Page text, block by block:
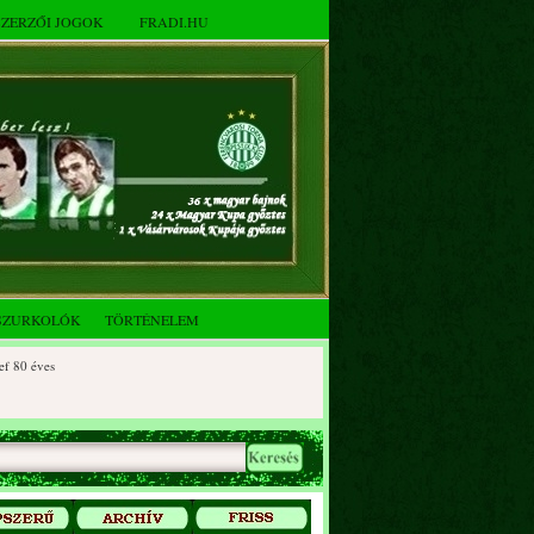
JOGOK FRADI.HU
TÖRTÉNELEM
éves